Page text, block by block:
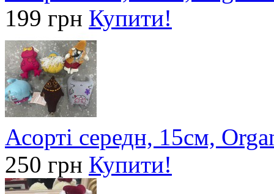
199 грн Купити!
Асорті середн, 15см,
250 грн Купити!